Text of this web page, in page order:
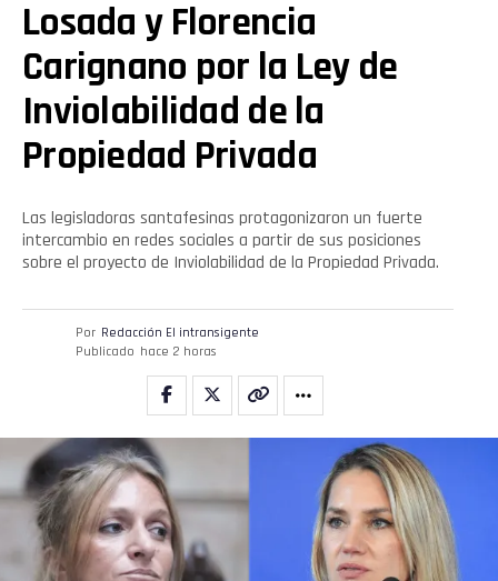
Losada y Florencia
Carignano por la Ley de
Inviolabilidad de la
Propiedad Privada
Las legisladoras santafesinas protagonizaron un fuerte
intercambio en redes sociales a partir de sus posiciones
sobre el proyecto de Inviolabilidad de la Propiedad Privada.
Por Redacción El intransigente
Publicado hace 2 horas